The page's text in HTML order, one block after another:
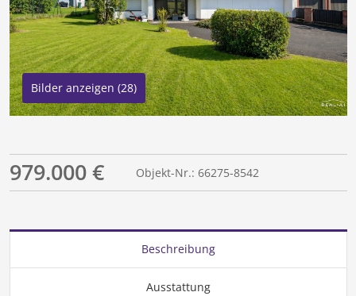
Bilder anzeigen (28)
979.000 € Objekt-Nr.: 66275-8542
Beschreibung
Ausstattung